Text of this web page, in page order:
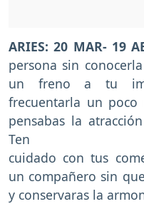
ARIES: 20 MAR- 19
persona sin
un freno a tu
frecuentarla un
pensabas la
Ten
cuidado con tus
un compañero sin
y conservaras la